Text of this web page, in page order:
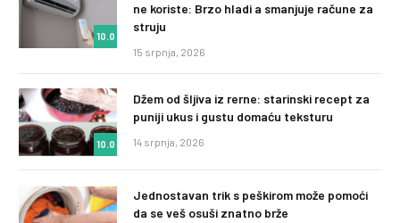
10.0
ne koriste: Brzo hladi a smanjuje račune za
struju
15 srpnja, 2026
10.0
Džem od šljiva iz rerne: starinski recept za
puniji ukus i gustu domaću teksturu
14 srpnja, 2026
Jednostavan trik s peškirom može pomoći
da se veš osuši znatno brže